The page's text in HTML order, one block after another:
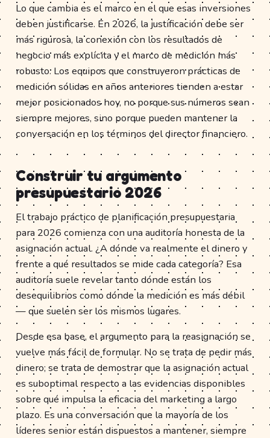
Lo que cambia es el marco en el que esas inversiones
deben justificarse. En 2026, la justificación debe ser
más rigurosa, la conexión con los resultados de
negocio más explícita y el marco de medición más
robusto. Los equipos que construyeron prácticas de
medición sólidas en años anteriores tienden a estar
mejor posicionados hoy, no porque sus números sean
siempre mejores, sino porque pueden mantener la
conversación en los términos del director financiero.
Construir tu argumento
presupuestario 2026
El trabajo práctico de planificación presupuestaria
para 2026 comienza con una auditoría honesta de la
asignación actual. ¿A dónde va realmente el dinero y
frente a qué resultados se mide cada categoría? Esa
auditoría suele revelar tanto dónde están los
desequilibrios como dónde la medición es más débil
— que suelen ser los mismos lugares.
Desde esa base, el argumento para la reasignación se
vuelve más fácil de formular. No se trata de pedir más
dinero; se trata de demostrar que la asignación actual
es suboptimal respecto a las evidencias disponibles
sobre qué impulsa la eficacia del marketing a largo
plazo. Es una conversación que la mayoría de los
líderes senior están dispuestos a mantener, siempre